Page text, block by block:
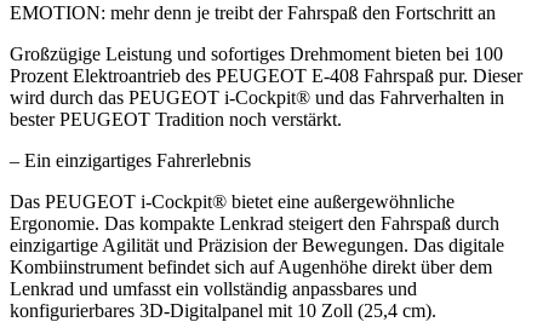
EMOTION: mehr denn je treibt der Fahrspaß den Fortschritt an
Großzügige Leistung und sofortiges Drehmoment bieten bei 100
Prozent Elektroantrieb des PEUGEOT E-408 Fahrspaß pur. Dieser
wird durch das PEUGEOT i-Cockpit® und das Fahrverhalten in
bester PEUGEOT Tradition noch verstärkt.
– Ein einzigartiges Fahrerlebnis
Das PEUGEOT i-Cockpit® bietet eine außergewöhnliche
Ergonomie. Das kompakte Lenkrad steigert den Fahrspaß durch
einzigartige Agilität und Präzision der Bewegungen. Das digitale
Kombiinstrument befindet sich auf Augenhöhe direkt über dem
Lenkrad und umfasst ein vollständig anpassbares und
konfigurierbares 3D-Digitalpanel mit 10 Zoll (25,4 cm).